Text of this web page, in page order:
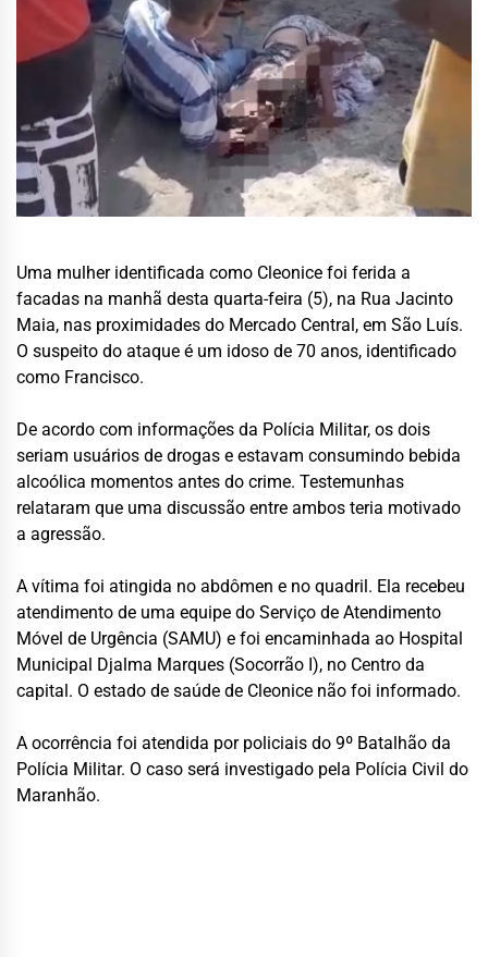
Uma mulher identificada como Cleonice foi ferida a
facadas na manhã desta quarta-feira (5), na Rua Jacinto
Maia, nas proximidades do Mercado Central, em São Luís.
O suspeito do ataque é um idoso de 70 anos, identificado
como Francisco.
De acordo com informações da Polícia Militar, os dois
seriam usuários de drogas e estavam consumindo bebida
alcoólica momentos antes do crime. Testemunhas
relataram que uma discussão entre ambos teria motivado
a agressão.
A vítima foi atingida no abdômen e no quadril. Ela recebeu
atendimento de uma equipe do Serviço de Atendimento
Móvel de Urgência (SAMU) e foi encaminhada ao Hospital
Municipal Djalma Marques (Socorrão I), no Centro da
capital. O estado de saúde de Cleonice não foi informado.
A ocorrência foi atendida por policiais do 9º Batalhão da
Polícia Militar. O caso será investigado pela Polícia Civil do
Maranhão.